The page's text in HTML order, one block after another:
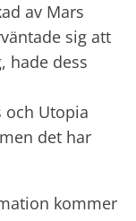
av Mars
sig att
hade dess
och Utopia
det har
kommer